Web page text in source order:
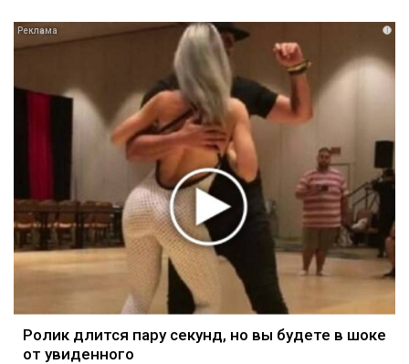
i
Ролик длится пару секунд, но вы будете в шоке
от увиденного